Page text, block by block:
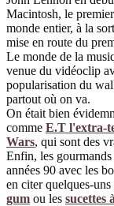
Macintosh, le
monde entier, à la
mise en route du
Le monde de la
venue du vidéoclip
popularisation du
partout où on va.
On était bien
comme E.T l'extra-
Wars, qui sont des
Enfin, les
années 90 avec les
en citer quelques-uns
gum ou les sucettes